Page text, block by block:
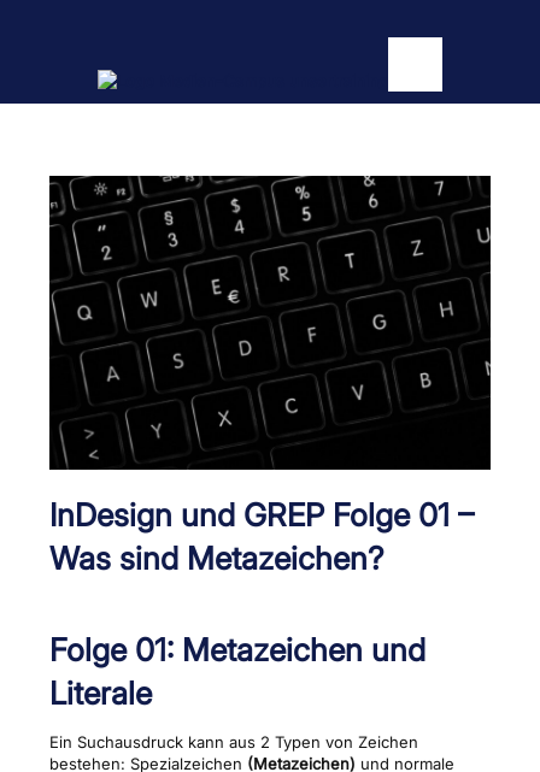
InDesign und GREP Folge 01 –
Was sind Metazeichen?
Folge 01: Metazeichen und
Literale
Ein Suchausdruck kann aus 2 Typen von Zeichen
bestehen: Spezialzeichen (Metazeichen) und normale